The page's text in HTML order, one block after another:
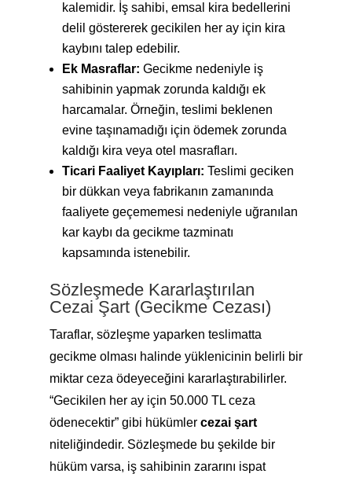
kalemidir. İş sahibi, emsal kira bedellerini
delil göstererek gecikilen her ay için kira
kaybını talep edebilir.
Ek Masraflar: Gecikme nedeniyle iş
sahibinin yapmak zorunda kaldığı ek
harcamalar. Örneğin, teslimi beklenen
evine taşınamadığı için ödemek zorunda
kaldığı kira veya otel masrafları.
Ticari Faaliyet Kayıpları: Teslimi geciken
bir dükkan veya fabrikanın zamanında
faaliyete geçememesi nedeniyle uğranılan
kar kaybı da gecikme tazminatı
kapsamında istenebilir.
Sözleşmede Kararlaştırılan
Cezai Şart (Gecikme Cezası)
Taraflar, sözleşme yaparken teslimatta
gecikme olması halinde yüklenicinin belirli bir
miktar ceza ödeyeceğini kararlaştırabilirler.
“Gecikilen her ay için 50.000 TL ceza
ödenecektir” gibi hükümler cezai şart
niteliğindedir. Sözleşmede bu şekilde bir
hüküm varsa, iş sahibinin zararını ispat